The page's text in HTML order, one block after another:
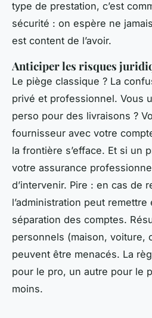
type de prestation, c’est
sécurité : on espère ne
est content de l’avoir.
Anticiper les risques
Le piège classique ? La
privé et professionnel. Vous
perso pour des livraisons ?
fournisseur avec votre
la frontière s’efface. Et si un
votre assurance
d’intervenir. Pire : en cas de
l’administration peut remettre
séparation des comptes.
personnels (maison, voiture,
peuvent être menacés. La
pour le pro, un autre pour le
moins.